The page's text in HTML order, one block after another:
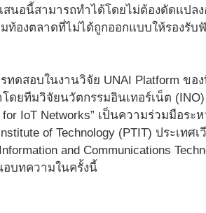
นอนี้สามารถทำได้โดยไม่ต้องดัดแปล
ท้องตลาดที่ไม่ได้ถูกออกแบบให้รองรั
ทดสอบในงานวิจัย UNAI Platform ข
ยทีมวิจัยนวัตกรรมอินเทอร์เน็ต (INO)
for IoT Networks” เป็นความร่วมมือร
of Technology (PTIT) ประเท
and Communications
อบทความในครั้งนี้